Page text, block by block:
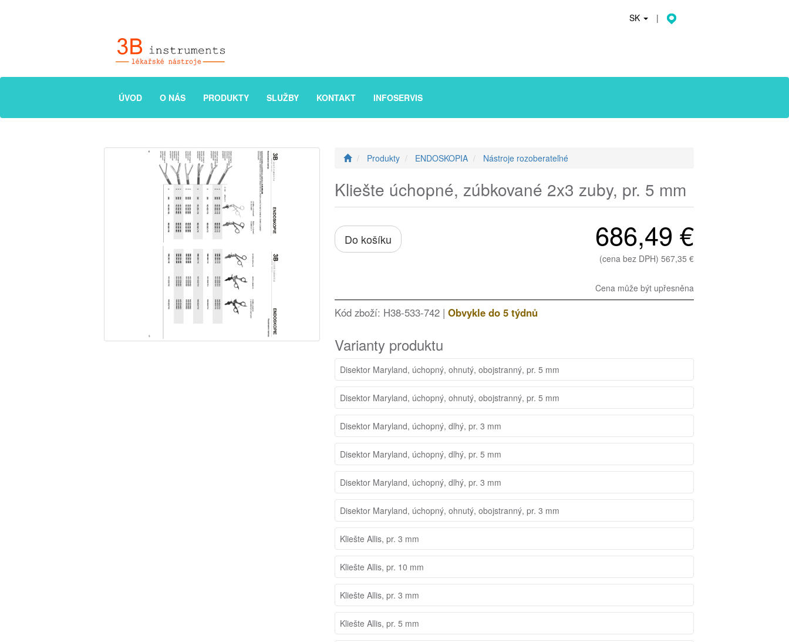
SK |
ÚVOD O NÁS PRODUKTY SLUŽBY KONTAKT INFOSERVIS
Produkty ENDOSKOPIA Nástroje rozoberateľné
Kliešte úchopné, zúbkované 2x3 zuby, pr. 5 mm
Do košíku 686,49 €
(cena bez DPH) 567,35 €
Cena může být upřesněna
Kód zboží: H38-533-742 | Obvykle do 5 týdnů
Varianty produktu
Disektor Maryland, úchopný, ohnutý, obojstranný, pr. 5 mm
Disektor Maryland, úchopný, ohnutý, obojstranný, pr. 5 mm
Disektor Maryland, úchopný, dlhý, pr. 3 mm
Disektor Maryland, úchopný, dlhý, pr. 5 mm
Disektor Maryland, úchopný, dlhý, pr. 3 mm
Disektor Maryland, úchopný, ohnutý, obojstranný, pr. 3 mm
Kliešte Allis, pr. 3 mm
Kliešte Allis, pr. 10 mm
Kliešte Allis, pr. 3 mm
Kliešte Allis, pr. 5 mm